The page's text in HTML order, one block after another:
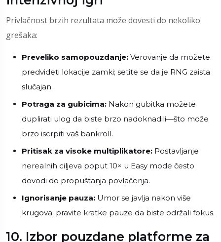
Privlačnost brzih rezultata može dovesti do nekoliko
grešaka:
Preveliko samopouzdanje: Verovanje da možete
predvideti lokacije zamki; setite se da je RNG zaista
slučajan.
Potraga za gubicima: Nakon gubitka možete
duplirati ulog da biste brzo nadoknadili—što može
brzo iscrpiti vaš bankroll.
Pritisak za visoke multiplikatore: Postavljanje
nerealnih ciljeva poput 10× u Easy mode često
dovodi do propuštanja povlačenja.
Ignorisanje pauza: Umor se javlja nakon više
krugova; pravite kratke pauze da biste održali fokus.
10. Izbor pouzdane platforme za